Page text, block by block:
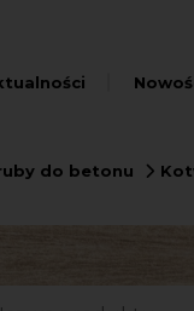
do betonu